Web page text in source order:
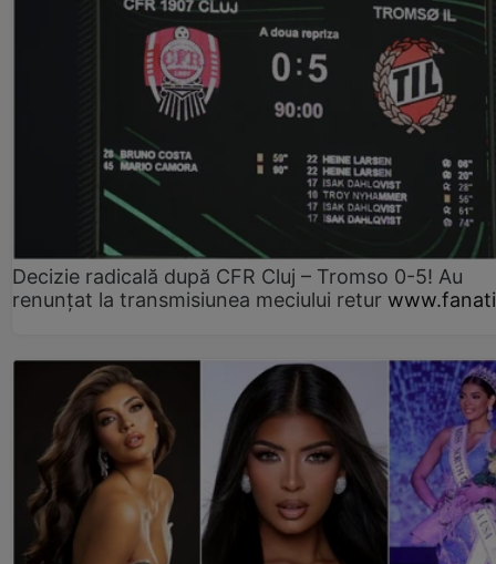
Decizie radicală după CFR Cluj – Tromso 0-5! Au
renunțat la transmisiunea meciului retur